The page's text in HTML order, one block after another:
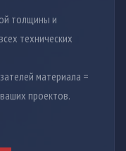
толщины и
технических
материала =
проектов.